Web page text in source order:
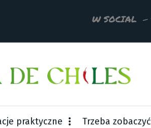
W SOCIAL
praktyczne Trzeba zobaczyć